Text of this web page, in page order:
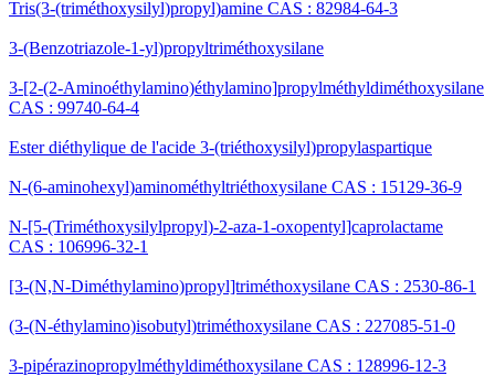
Tris(3-(triméthoxysilyl)propyl)amine CAS : 82984-64-3
3-(Benzotriazole-1-yl)propyltriméthoxysilane
3-[2-(2-Aminoéthylamino)éthylamino]propylméthyldiméthoxysilane
CAS : 99740-64-4
Ester diéthylique de l'acide 3-(triéthoxysilyl)propylaspartique
N-(6-aminohexyl)aminométhyltriéthoxysilane CAS : 15129-36-9
N-[5-(Triméthoxysilylpropyl)-2-aza-1-oxopentyl]caprolactame
CAS : 106996-32-1
[3-(N,N-Diméthylamino)propyl]triméthoxysilane CAS : 2530-86-1
(3-(N-éthylamino)isobutyl)triméthoxysilane CAS : 227085-51-0
3-pipérazinopropylméthyldiméthoxysilane CAS : 128996-12-3